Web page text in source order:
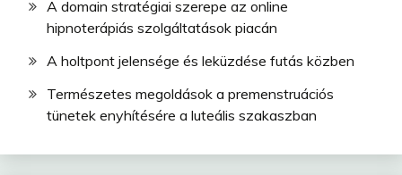
A domain stratégiai szerepe az online
hipnoterápiás szolgáltatások piacán
A holtpont jelensége és leküzdése futás közben
Természetes megoldások a premenstruációs
tünetek enyhítésére a luteális szakaszban